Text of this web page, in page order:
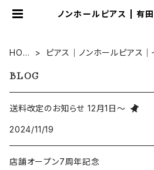
ノンホールピアス | 有
HOM
ピアス｜ノンホールピアス｜
BLOG
送料改定のお知らせ 12月1日～
2024/11/19
店舗オープン7周年記念